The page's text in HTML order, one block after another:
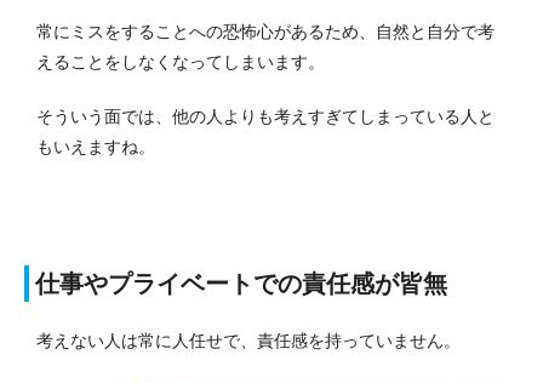
常にミスをすることへの恐怖心があるため、自然と自分で考
えることをしなくなってしまいます。
そういう面では、他の人よりも考えすぎてしまっている人と
もいえますね。
仕事やプライベートでの責任感が皆無
考えない人は常に人任せで、責任感を持っていません。